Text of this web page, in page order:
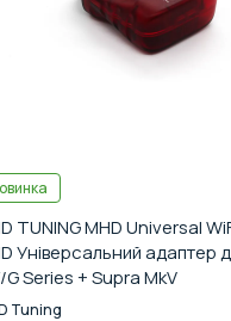
TUNING MHD Universal
Універсальний адаптер
G Series + Supra MkV
Tuning